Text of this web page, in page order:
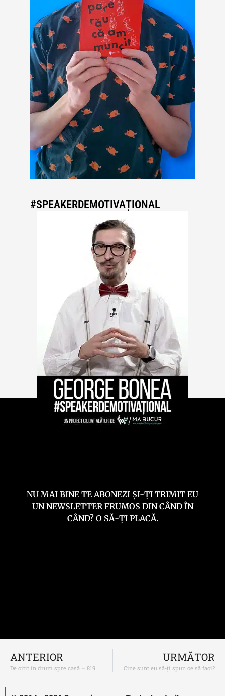
#SPEAKERDEMOTIVAȚIONAL
NU MAI BINE TE ABONEZI ȘI-ȚI TRIMIT EU
UN NEWSLETTER FRUMOS DIN CÂND ÎN
CÂND? O SĂ-ȚI PLACĂ.
ANTERIOR
De citit în drum spre casă – 819
URMĂTOR
Cine sunt eu să-ți spun ce să faci?